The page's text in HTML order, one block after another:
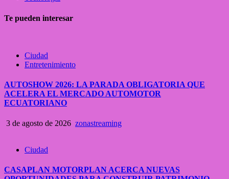
Te pueden interesar
Ciudad
Entretenimiento
AUTOSHOW 2026: LA PARADA OBLIGATORIA QUE
ACELERA EL MERCADO AUTOMOTOR
ECUATORIANO
3 de agosto de 2026 zonastreaming
Ciudad
CASAPLAN MOTORPLAN ACERCA NUEVAS